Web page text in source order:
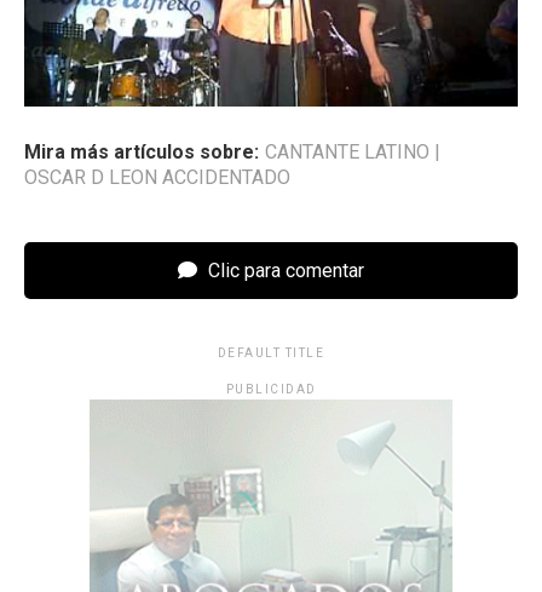
Mira más artículos sobre: CANTANTE LATINO |
OSCAR D LEON ACCIDENTADO
Clic para comentar
DEFAULT TITLE
PUBLICIDAD